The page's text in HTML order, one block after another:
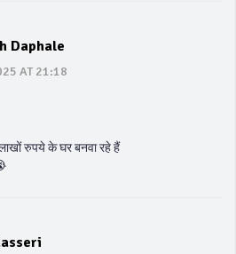
Daphale
AT 21:18
रुपये के घर बनवा रहे हैं